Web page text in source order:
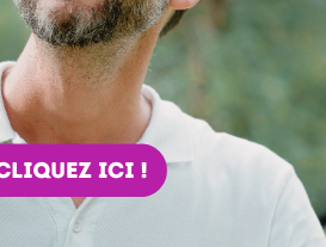
jour ! Le bien joli site Made by
tous en lice pour votre plaisir...
la rédaction propose à ses
d'InternetActu.net ! Ce sera
participer à une conférence de